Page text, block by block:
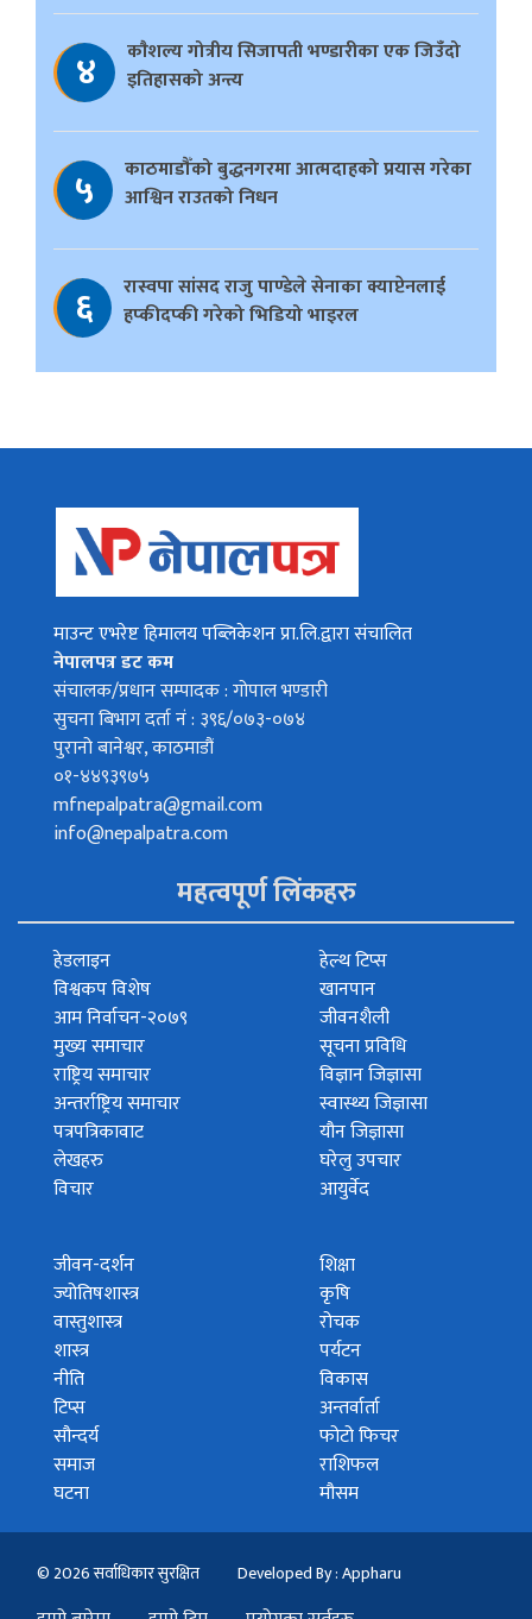
४
काैशल्य गोत्रीय सिजापती भण्डारीका एक जिउँदो
इतिहासको अन्त्य
५
काठमाडौँको बुद्धनगरमा आत्मदाहको प्रयास गरेका
आश्विन राउतको निधन
६
रास्वपा सांसद राजु पाण्डेले सेनाका क्याप्टेनलाई
हप्कीदप्की गरेको भिडियो भाइरल
माउन्ट एभरेष्ट हिमालय पब्लिकेशन प्रा.लि.द्वारा संचालित
नेपालपत्र डट कम
संचालक/प्रधान सम्पादक : गोपाल भण्डारी
सुचना बिभाग दर्ता नं : ३९६/०७३-०७४
पुरानो बानेश्वर, काठमाडौं
०१-४४९३९७५
mfnepalpatra@gmail.com
info@nepalpatra.com
महत्वपूर्ण लिंकहरु
हेडलाइन
विश्वकप विशेष
आम निर्वाचन-२०७९
मुख्य समाचार
राष्ट्रिय समाचार
अन्तर्राष्ट्रिय समाचार
पत्रपत्रिकावाट
लेखहरु
विचार
हेल्थ टिप्स
खानपान
जीवनशैली
सूचना प्रविधि
विज्ञान जिज्ञासा
स्वास्थ्य जिज्ञासा
यौन जिज्ञासा
घरेलु उपचार
आयुर्वेद
जीवन-दर्शन
ज्योतिषशास्त्र
वास्तुशास्त्र
शास्त्र
नीति
टिप्स
सौन्दर्य
समाज
घटना
शिक्षा
कृषि
रोचक
पर्यटन
विकास
अन्तर्वार्ता
फोटो फिचर
राशिफल
मौसम
© 2026 सर्वाधिकार सुरक्षित Developed By : Appharu